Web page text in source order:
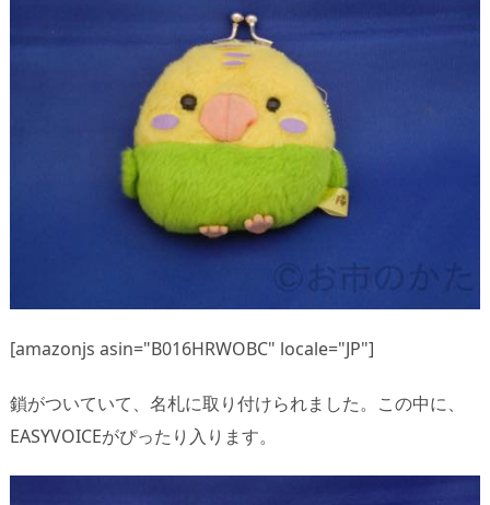
[amazonjs asin="B016HRWOBC" locale="JP"]
鎖がついていて、名札に取り付けられました。この中に、
EASYVOICEがぴったり入ります。